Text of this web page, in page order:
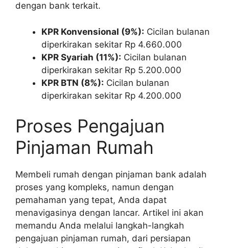
dengan bank terkait.
KPR Konvensional (9%): Cicilan bulanan
diperkirakan sekitar Rp 4.660.000
KPR Syariah (11%): Cicilan bulanan
diperkirakan sekitar Rp 5.200.000
KPR BTN (8%): Cicilan bulanan
diperkirakan sekitar Rp 4.200.000
Proses Pengajuan
Pinjaman Rumah
Membeli rumah dengan pinjaman bank adalah
proses yang kompleks, namun dengan
pemahaman yang tepat, Anda dapat
menavigasinya dengan lancar. Artikel ini akan
memandu Anda melalui langkah-langkah
pengajuan pinjaman rumah, dari persiapan